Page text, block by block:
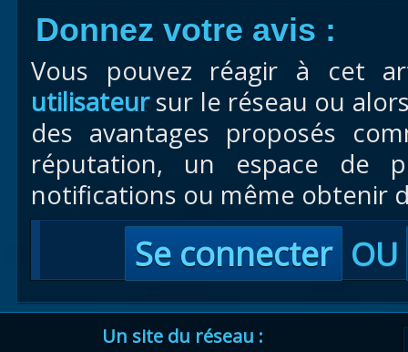
Donnez votre avis :
Vous pouvez réagir à cet
utilisateursur le réseau ou
des avantages proposés
réputation, un espace de
notifications ou même obtenir
Se connecter OU
Un site du réseau :